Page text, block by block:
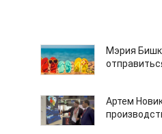
Мэрия
Артем